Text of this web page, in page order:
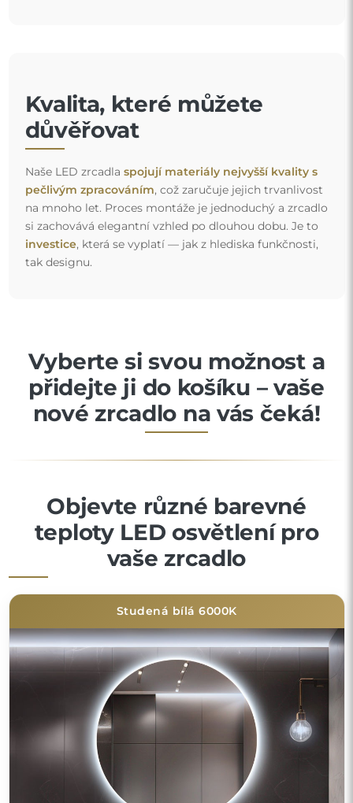
Kvalita, které můžete
důvěřovat
Naše LED zrcadla spojují materiály nejvyšší kvality s
pečlivým zpracováním, což zaručuje jejich trvanlivost
na mnoho let. Proces montáže je jednoduchý a zrcadlo
si zachovává elegantní vzhled po dlouhou dobu. Je to
investice, která se vyplatí — jak z hlediska funkčnosti,
tak designu.
Vyberte si svou možnost a
přidejte ji do košíku – vaše
nové zrcadlo na vás čeká!
Objevte různé barevné
teploty LED osvětlení pro
vaše zrcadlo
Studená bílá 6000K